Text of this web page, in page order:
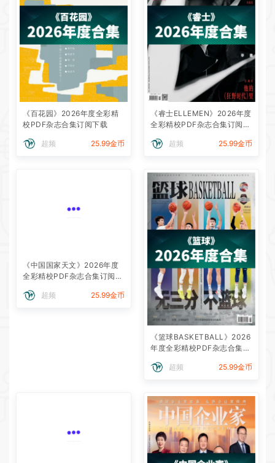
《百花园》2026年度全彩精
校PDF杂志合集订阅下载
超频 25.99金币
《睿士ELLEMEN》2026年度
全彩精校PDF杂志合集订阅下
超频
25.99金币
《中国国家天文》2026年度
全彩精校PDF杂志合集订阅下
超频
25.99金币
《篮球BASKETBALL》2026
年度全彩精校PDF杂志合集订
超频
25.99金币